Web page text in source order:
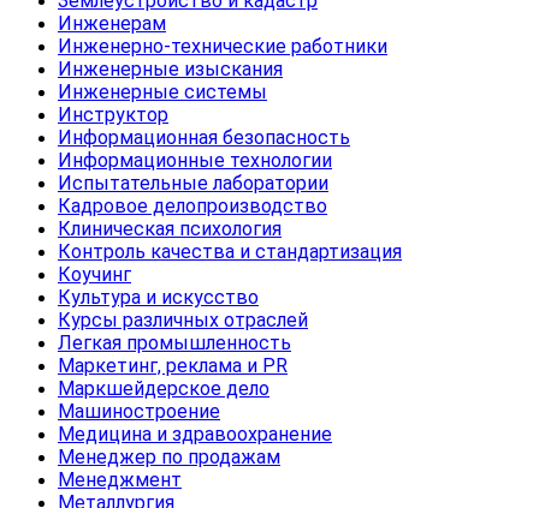
Инженерам
Инженерно-технические работники
Инженерные изыскания
Инженерные системы
Инструктор
Информационная безопасность
Информационные технологии
Испытательные лаборатории
Кадровое делопроизводство
Клиническая психология
Контроль качества и стандартизация
Коучинг
Культура и искусство
Курсы различных отраслей
Легкая промышленность
Маркетинг, реклама и PR
Маркшейдерское дело
Машиностроение
Медицина и здравоохранение
Менеджер по продажам
Менеджмент
Металлургия